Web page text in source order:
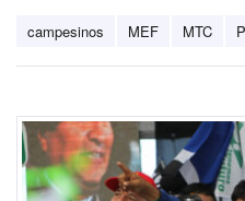
campesinos MEF MTC